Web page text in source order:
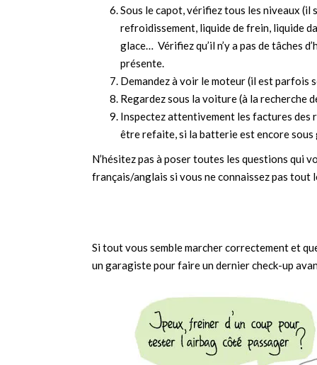
Sous le capot, vérifiez tous les niveaux
refroidissement, liquide de frein, liquide
glace… Vérifiez qu’il n’y a pas de tâches
présente.
Demandez à voir le moteur (il est parfois
Regardez sous la voiture (à la recherche
Inspectez attentivement les factures des
être refaite, si la batterie est encore
N’hésitez pas à poser toutes les questions qui
français/anglais si vous ne connaissez pas tout
Si tout vous semble marcher correctement et
un garagiste pour faire un dernier check-up